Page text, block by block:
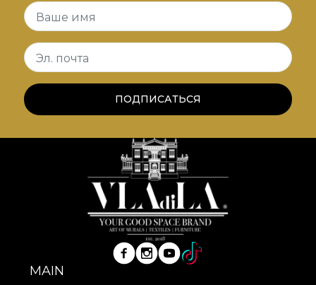
*Из любви и уважения к природе все наши
обои изготовлены из натуральных, экологичных
и биоразлагаемых материалов.
**House of VLAdiLA рекомендует использовать
собственный клей при поклейке обоев. Так вы
процесс ремонта, соответствующий самым
высоким стандартам качества.
Ваше имя
Эл. почта
ПОДПИСАТЬСЯ
MAIN